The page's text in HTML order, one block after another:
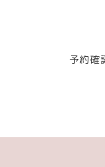
予約確